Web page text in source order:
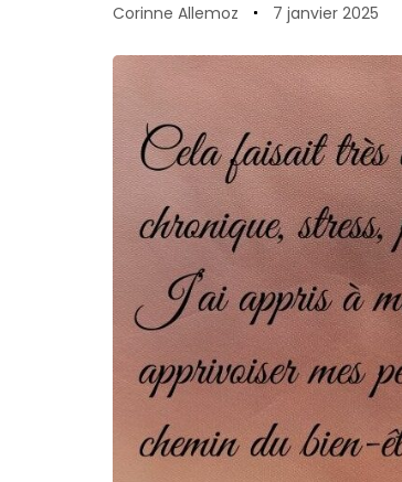
Corinne Allemoz 7 janvier 2025